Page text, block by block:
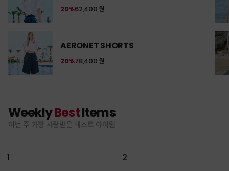
62,400 원
20%
AERONET SHORTS
78,400 원
20%
WeeklyBestItems
이번 주 가장 사랑받은 베스트 아이템
1 2